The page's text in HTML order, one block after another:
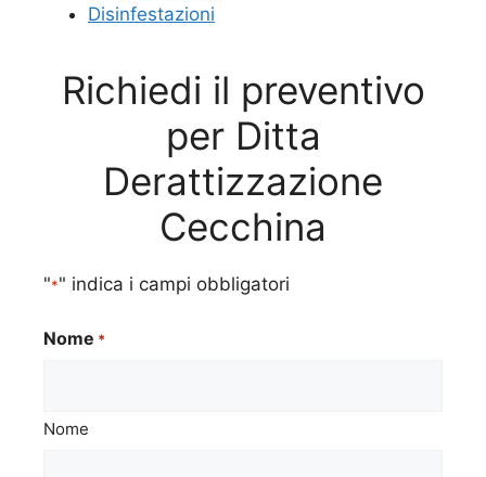
Disinfestazioni
Richiedi il preventivo
per Ditta
Derattizzazione
Cecchina
"*" indica i campi obbligatori
Nome *
Nome